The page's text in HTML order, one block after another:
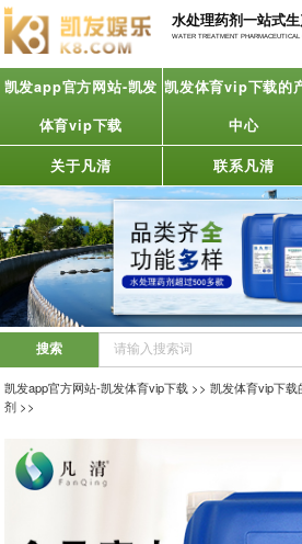
水处理药剂一站式
WATER TREATMENT
凯发app官方网站-凯发
体育vip下载
凯发体育vip下载的
中心
关于凡清
联系凡清
凯发app官方网站-凯发体育vip下载 >>凯发体育vip下载
剂 >>